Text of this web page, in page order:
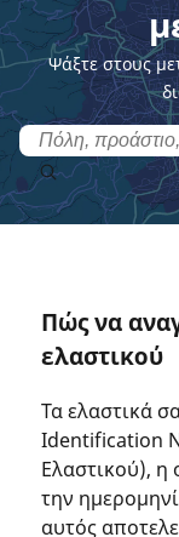
Ψάξτε στους
Πώς να
ελαστικού
Τα ελαστικά
Identification
Ελαστικού), η
την
αυτός